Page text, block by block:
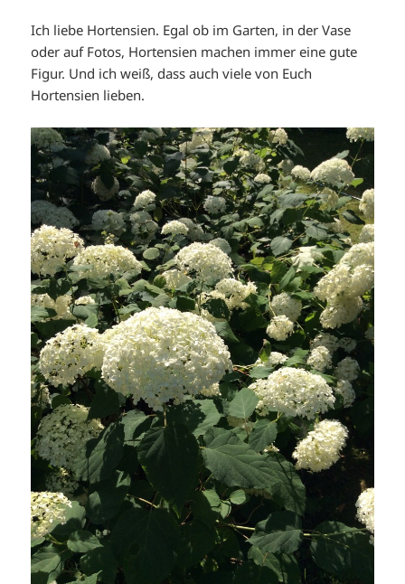
Ich liebe Hortensien. Egal ob im Garten, in der Vase
oder auf Fotos, Hortensien machen immer eine gute
Figur. Und ich weiß, dass auch viele von Euch
Hortensien lieben.